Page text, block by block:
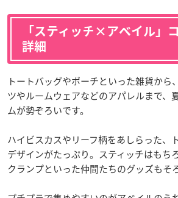
「スティッチ×アベイル」
詳細
トートバッグやポーチといった雑貨から
ツやルームウェアなどのアパレルまで、
ムが勢ぞろいです。
ハイビスカスやリーフ柄をあしらった、
デザインがたっぷり。スティッチはもち
クランプといった仲間たちのグッズもそ